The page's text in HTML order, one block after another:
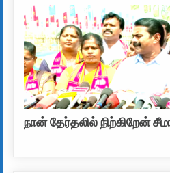
நான் தேர்தலில் நிற்கிறேன்